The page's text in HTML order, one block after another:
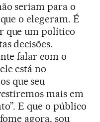
seriam para o
o elegeram. É
que um político
decisões.
falar com o
está no
que seu
mais em
E que o público
agora, sou